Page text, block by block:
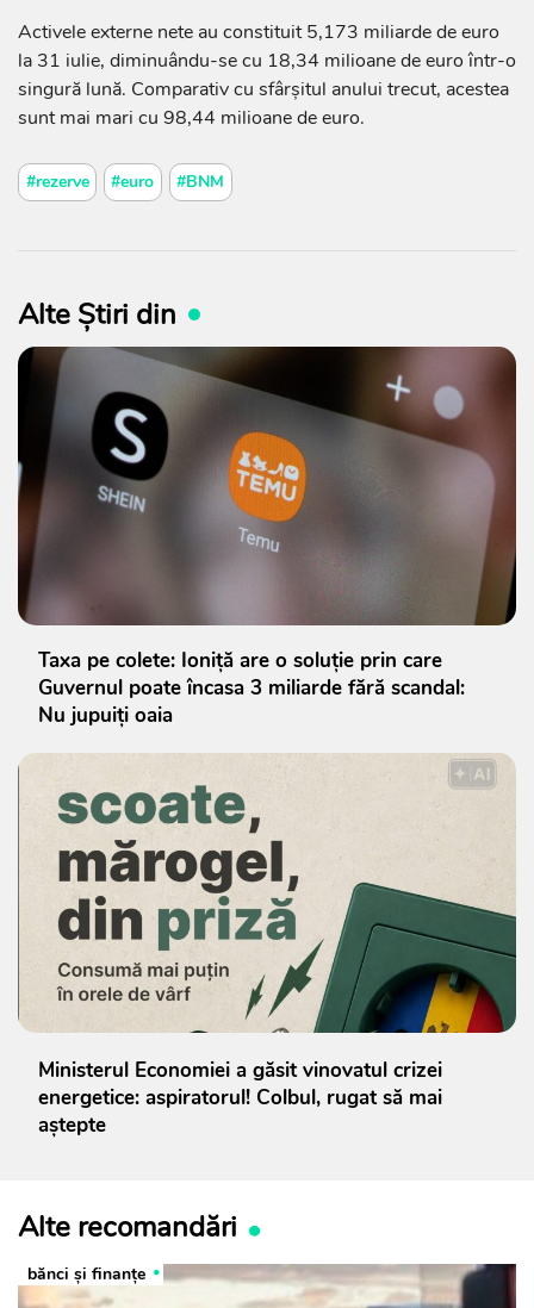
Activele externe nete au constituit 5,173 miliarde de euro
la 31 iulie, diminuându-se cu 18,34 milioane de euro într-o
singură lună. Comparativ cu sfârșitul anului trecut, acestea
sunt mai mari cu 98,44 milioane de euro.
#rezerve #euro #BNM
Alte Știri din
Taxa pe colete: Ioniță are o soluție prin care
Guvernul poate încasa 3 miliarde fără scandal:
Nu jupuiți oaia
Ministerul Economiei a găsit vinovatul crizei
energetice: aspiratorul! Colbul, rugat să mai
aștepte
Alte recomandări
bănci şi finanţe